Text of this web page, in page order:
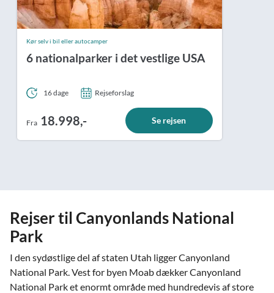
Kør selv i bil eller autocamper
6 nationalparker i det vestlige USA
16 dage Rejseforslag
Fra 18.998,- Se rejsen
Rejser til Canyonlands National
Park
I den sydøstlige del af staten Utah ligger Canyonland
National Park. Vest for byen Moab dækker Canyonland
National Park et enormt område med hundredevis af store